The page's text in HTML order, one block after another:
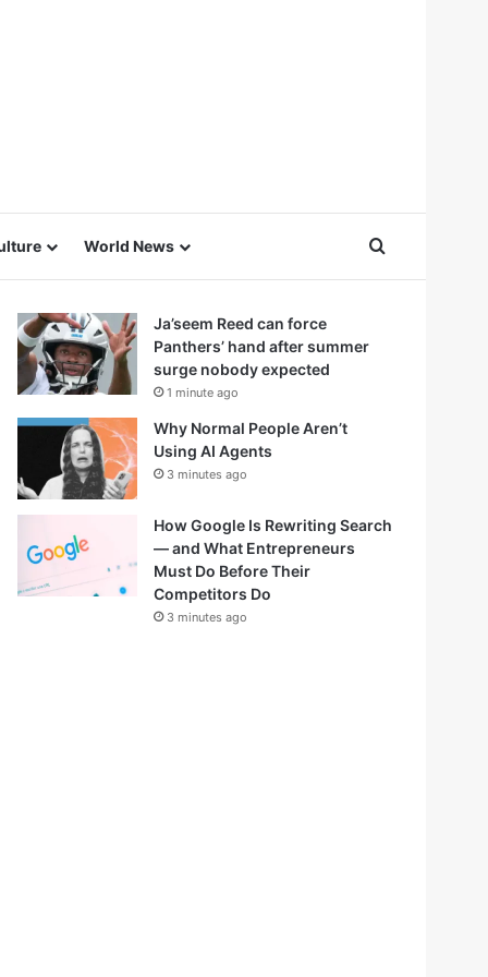
World News Search for
Ja’seem Reed can force
Panthers’ hand after summer
surge nobody expected
1 minute ago
Why Normal People Aren’t
Using AI Agents
3 minutes ago
How Google Is Rewriting Search
— and What Entrepreneurs
Must Do Before Their
Competitors Do
3 minutes ago